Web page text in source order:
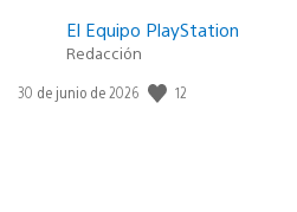
El Equipo PlayStation
Redacción
Fecha
30 de junio de 2026 12